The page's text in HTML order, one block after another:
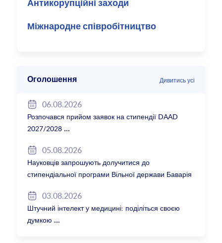
Антикорупційні заходи
Міжнародне співробітництво
Оголошення Дивитись усі
06.08.2026
Розпочався прийом заявок на стипендії DAAD
2027/2028
05.08.2026
Науковців запрошують долучитися до
стипендіальної програми Вільної держави Баварія
03.08.2026
Штучний інтелект у медицині: поділіться своєю
думкою